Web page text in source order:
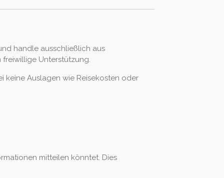
handle ausschließlich aus
Unterstützung.
keine Auslagen wie Reisekosten oder
mitteilen könntet. Dies